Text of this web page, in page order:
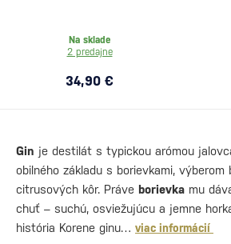
Na sklade
2 predajne
34,90 €
Gin je destilát s typickou arómou
obilného základu s borievkami, výberom
citrusových kôr. Práve borievka mu
chuť – suchú, osviežujúcu a jemne
história Korene ginu… viac informácií